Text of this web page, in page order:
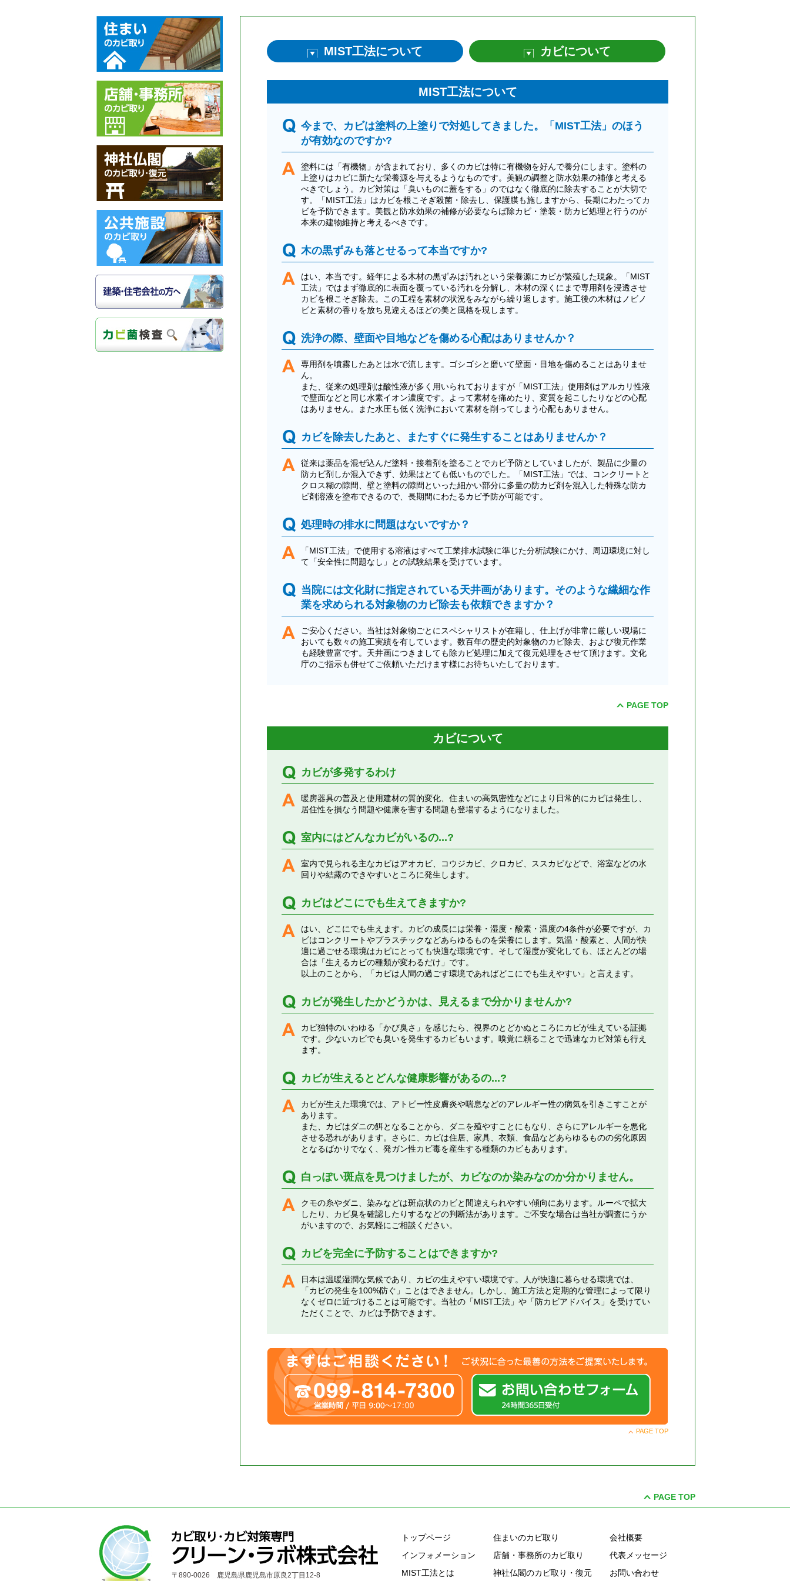
MIST工法について カビについて
MIST工法について
今まで、カビは塗料の上塗りで対処してきました。「MIST工法」のほう
が有効なのですか?
塗料には「有機物」が含まれており、多くのカビは特に有機物を好んで養分にします。塗料の
上塗りはカビに新たな栄養源を与えるようなものです。美観の調整と防水効果の補修と考える
べきでしょう。カビ対策は「臭いものに蓋をする」のではなく徹底的に除去することが大切で
す。「MIST工法」はカビを根こそぎ殺菌・除去し、保護膜も施しますから、長期にわたってカ
ビを予防できます。美観と防水効果の補修が必要ならば除カビ・塗装・防カビ処理と行うのが
本来の建物維持と考えるべきです。
木の黒ずみも落とせるって本当ですか?
はい、本当です。経年による木材の黒ずみは汚れという栄養源にカビが繁殖した現象。「MIST
工法」ではまず徹底的に表面を覆っている汚れを分解し、木材の深くにまで専用剤を浸透させ
カビを根こそぎ除去。この工程を素材の状況をみながら繰り返します。施工後の木材はノビノ
ビと素材の香りを放ち見違えるほどの美と風格を現します。
洗浄の際、壁面や目地などを傷める心配はありませんか？
専用剤を噴霧したあとは水で流します。ゴシゴシと磨いて壁面・目地を傷めることはありませ
ん。
また、従来の処理剤は酸性液が多く用いられておりますが「MIST工法」使用剤はアルカリ性液
で壁面などと同じ水素イオン濃度です。よって素材を痛めたり、変質を起こしたりなどの心配
はありません。また水圧も低く洗浄において素材を削ってしまう心配もありません。
カビを除去したあと、またすぐに発生することはありませんか？
従来は薬品を混ぜ込んだ塗料・接着剤を塗ることでカビ予防としていましたが、製品に少量の
防カビ剤しか混入できず、効果はとても低いものでした。「MIST工法」では、コンクリートと
クロス糊の隙間、壁と塗料の隙間といった細かい部分に多量の防カビ剤を混入した特殊な防カ
ビ剤溶液を塗布できるので、長期間にわたるカビ予防が可能です。
処理時の排水に問題はないですか？
「MIST工法」で使用する溶液はすべて工業排水試験に準じた分析試験にかけ、周辺環境に対し
て「安全性に問題なし」との試験結果を受けています。
当院には文化財に指定されている天井画があります。そのような繊細な作
業を求められる対象物のカビ除去も依頼できますか？
ご安心ください。当社は対象物ごとにスペシャリストが在籍し、仕上げが非常に厳しい現場に
おいても数々の施工実績を有しています。数百年の歴史的対象物のカビ除去、および復元作業
も経験豊富です。天井画につきましても除カビ処理に加えて復元処理をさせて頂けます。文化
庁のご指示も併せてご依頼いただけます様にお待ちいたしております。
PAGE TOP
カビについて
カビが多発するわけ
暖房器具の普及と使用建材の質的変化、住まいの高気密性などにより日常的にカビは発生し、
居住性を損なう問題や健康を害する問題も登場するようになりました。
室内にはどんなカビがいるの...?
室内で見られる主なカビはアオカビ、コウジカビ、クロカビ、ススカビなどで、浴室などの水
回りや結露のできやすいところに発生します。
カビはどこにでも生えてきますか?
はい、どこにでも生えます。カビの成長には栄養・湿度・酸素・温度の4条件が必要ですが、カ
ビはコンクリートやプラスチックなどあらゆるものを栄養にします。気温・酸素と、人間が快
適に過ごせる環境はカビにとっても快適な環境です。そして湿度が変化しても、ほとんどの場
合は「生えるカビの種類が変わるだけ」です。
以上のことから、「カビは人間の過ごす環境であればどこにでも生えやすい」と言えます。
カビが発生したかどうかは、見えるまで分かりませんか?
カビ独特のいわゆる「かび臭さ」を感じたら、視界のとどかぬところにカビが生えている証拠
です。少ないカビでも臭いを発生するカビもいます。嗅覚に頼ることで迅速なカビ対策も行え
ます。
カビが生えるとどんな健康影響があるの...?
カビが生えた環境では、アトピー性皮膚炎や喘息などのアレルギー性の病気を引きこすことが
あります。
また、カビはダニの餌となることから、ダニを殖やすことにもなり、さらにアレルギーを悪化
させる恐れがあります。さらに、カビは住居、家具、衣類、食品などあらゆるものの劣化原因
となるばかりでなく、発ガン性カビ毒を産生する種類のカビもあります。
白っぽい斑点を見つけましたが、カビなのか染みなのか分かりません。
クモの糸やダニ、染みなどは斑点状のカビと間違えられやすい傾向にあります。ルーペで拡大
したり、カビ臭を確認したりするなどの判断法があります。ご不安な場合は当社が調査にうか
がいますので、お気軽にご相談ください。
カビを完全に予防することはできますか?
日本は温暖湿潤な気候であり、カビの生えやすい環境です。人が快適に暮らせる環境では、
「カビの発生を100%防ぐ」ことはできません。しかし、施工方法と定期的な管理によって限り
なくゼロに近づけることは可能です。当社の「MIST工法」や「防カビアドバイス」を受けてい
ただくことで、カビは予防できます。
PAGE TOP
PAGE TOP
〒890-0026 鹿児島県鹿児島市原良2丁目12-8
トップページ
インフォメーション
MIST工法とは
住まいのカビ取り
店舗・事務所のカビ取り
神社仏閣のカビ取り・復元
会社概要
代表メッセージ
お問い合わせ